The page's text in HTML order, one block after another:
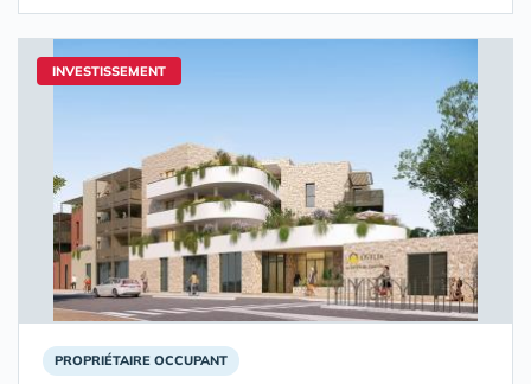
INVESTISSEMENT
PROPRIÉTAIRE OCCUPANT